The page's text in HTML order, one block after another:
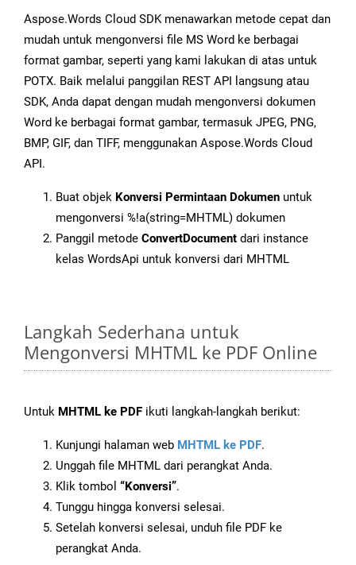
Aspose.Words Cloud SDK menawarkan metode cepat dan
mudah untuk mengonversi file MS Word ke berbagai
format gambar, seperti yang kami lakukan di atas untuk
POTX. Baik melalui panggilan REST API langsung atau
SDK, Anda dapat dengan mudah mengonversi dokumen
Word ke berbagai format gambar, termasuk JPEG, PNG,
BMP, GIF, dan TIFF, menggunakan Aspose.Words Cloud
API.
Buat objek Konversi Permintaan Dokumen untuk
mengonversi %!a(string=MHTML) dokumen
Panggil metode ConvertDocument dari instance
kelas WordsApi untuk konversi dari MHTML
Langkah Sederhana untuk
Mengonversi MHTML ke PDF Online
Untuk MHTML ke PDF ikuti langkah-langkah berikut:
Kunjungi halaman web MHTML ke PDF.
Unggah file MHTML dari perangkat Anda.
Klik tombol “Konversi”.
Tunggu hingga konversi selesai.
Setelah konversi selesai, unduh file PDF ke
perangkat Anda.